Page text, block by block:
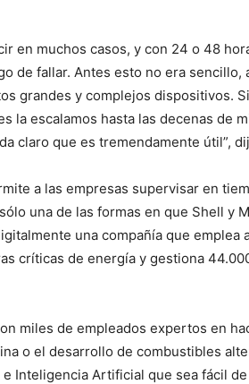
en muchos casos, y con 24 o 48
de fallar. Antes esto no era sencillo,
grandes y complejos dispositivos.
la escalamos hasta las decenas de
claro que es tremendamente útil”,
a las empresas supervisar en
una de las formas en que Shell y
una compañía que emplea
críticas de energía y gestiona
miles de empleados expertos en
o el desarrollo de combustibles
Inteligencia Artificial que sea fácil